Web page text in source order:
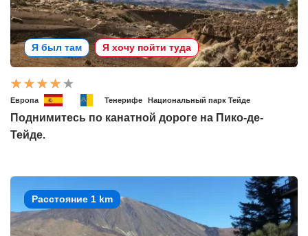
Я был там Я хочу пойти туда
Европа Тенерифе Национальный парк Тейде
Поднимитесь по канатной дороге на Пико-де-
Тейде.
Расстояние 1 km